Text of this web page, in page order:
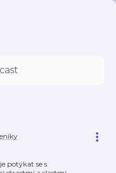
potýkat se s